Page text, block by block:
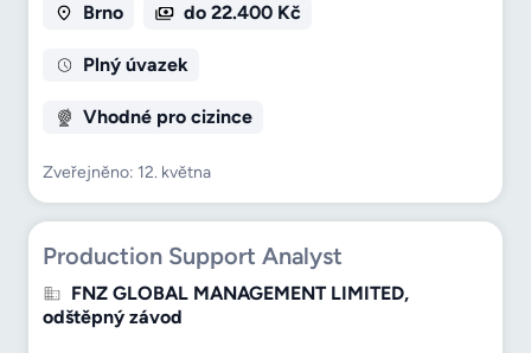
Brno do 22.400 Kč
Plný úvazek
Vhodné pro cizince
Zveřejněno: 12. května
Production Support Analyst
FNZ GLOBAL MANAGEMENT LIMITED,
odštěpný závod